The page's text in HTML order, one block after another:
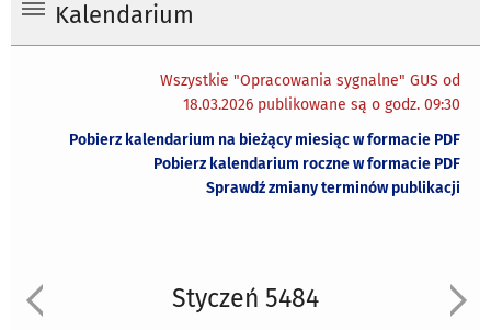
Kalendarium
Wszystkie "Opracowania sygnalne" GUS od
18.03.2026 publikowane są o godz. 09:30
Pobierz kalendarium na bieżący miesiąc w formacie PDF
Pobierz kalendarium roczne w formacie PDF
Sprawdź zmiany terminów publikacji
Styczeń 5484